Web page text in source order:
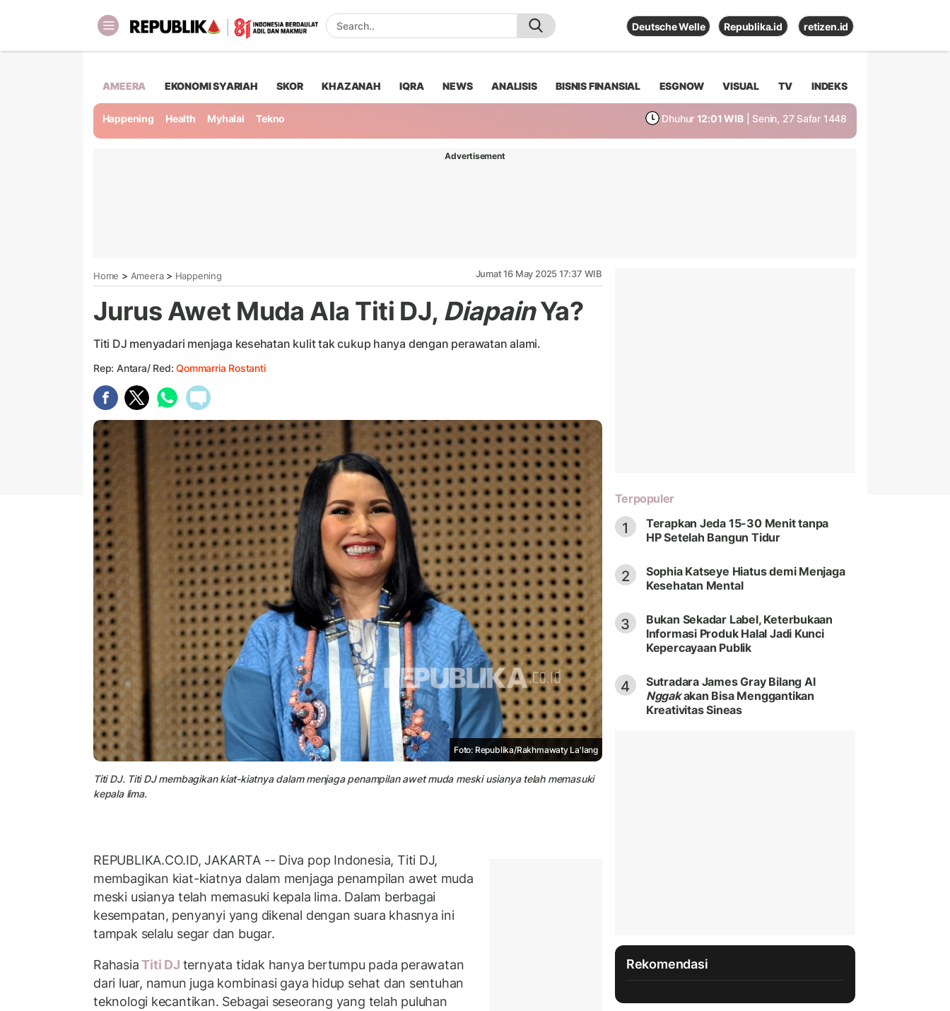
Deutsche Welle Republika.id retizen.id
AMEERA EKONOMI SYARIAH SKOR KHAZANAH IQRA NEWS ANALISIS BISNIS FINANSIAL ESGNOW VISUAL TV INDEKS
Happening Health Myhalal Tekno Dhuhur 12:01 WIB | Senin, 27 Safar 1448
Advertisement
Home > Ameera> Happening Jumat 16 May 2025 17:37 WIB
Jurus Awet Muda Ala Titi DJ, DiapainYa?
Titi DJ menyadari menjaga kesehatan kulit tak cukup hanya dengan perawatan alami.
Rep: Antara/ Red:Qommarria Rostanti
Foto: Republika/Rakhmawaty La'lang
Titi DJ. Titi DJ membagikan kiat-kiatnya dalam menjaga penampilan awet muda meski usianya telah memasuki
kepala lima.
REPUBLIKA.CO.ID, JAKARTA -- Diva pop Indonesia, Titi DJ,
membagikan kiat-kiatnya dalam menjaga penampilan awet muda
meski usianya telah memasuki kepala lima. Dalam berbagai
kesempatan, penyanyi yang dikenal dengan suara khasnya ini
tampak selalu segar dan bugar.
RahasiaTiti DJ ternyata tidak hanya bertumpu pada perawatan
dari luar, namun juga kombinasi gaya hidup sehat dan sentuhan
teknologi kecantikan. Sebagai seseorang yang telah puluhan
Terpopuler
1
Terapkan Jeda 15-30 Menit tanpa
HP Setelah Bangun Tidur
2
Sophia Katseye Hiatus demi Menjaga
Kesehatan Mental
3
Bukan Sekadar Label, Keterbukaan
Informasi Produk Halal Jadi Kunci
Kepercayaan Publik
4
Sutradara James Gray Bilang Al
Nggakakan Bisa Menggantikan
Kreativitas Sineas
Rekomendasi